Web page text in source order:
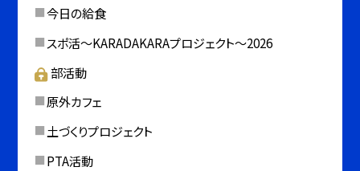
今日の給食
スポ活～KARADAKARAプロジェクト～2026
部活動
原外カフェ
土づくりプロジェクト
PTA活動